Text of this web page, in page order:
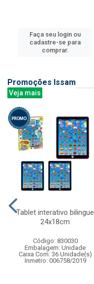
Faça seu login ou
cadastre-se para
comprar.
Promoções Issam
Veja mais
Tablet interativo bilingue
24x18cm
Código: 830030
Embalagem: Unidade
Caixa Com: 36 Unidade(s)
Inmetro: 006758/2019